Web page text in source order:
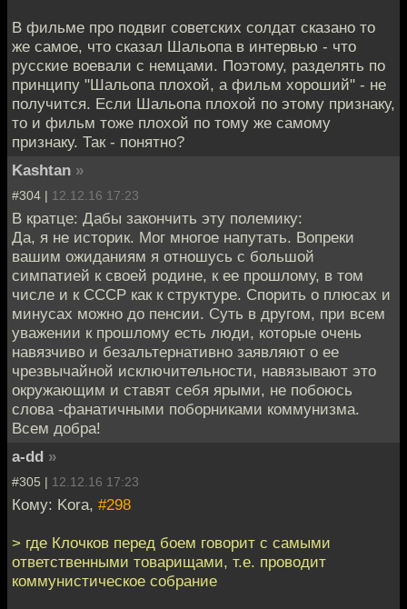
В фильме про подвиг советских солдат сказано то
же самое, что сказал Шальопа в интервью - что
русские воевали с немцами. Поэтому, разделять по
принципу "Шальопа плохой, а фильм хороший" - не
получится. Если Шальопа плохой по этому признаку,
то и фильм тоже плохой по тому же самому
признаку. Так - понятно?
Kashtan »
#304 | 12.12.16 17:23
В кратце: Дабы закончить эту полемику:
Да, я не историк. Мог многое напутать. Вопреки
вашим ожиданиям я отношусь с большой
симпатией к своей родине, к ее прошлому, в том
числе и к СССР как к структуре. Спорить о плюсах и
минусах можно до пенсии. Суть в другом, при всем
уважении к прошлому есть люди, которые очень
навязчиво и безальтернативно заявляют о ее
чрезвычайной исключительности, навязывают это
окружающим и ставят себя ярыми, не побоюсь
слова -фанатичными поборниками коммунизма.
Всем добра!
a-dd »
#305 | 12.12.16 17:23
Кому: Kora, #298
> где Клочков перед боем говорит с самыми
ответственными товарищами, т.е. проводит
коммунистическое собрание